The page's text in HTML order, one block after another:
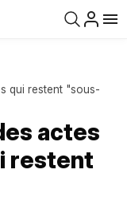
qui restent "sous-
actes
restent